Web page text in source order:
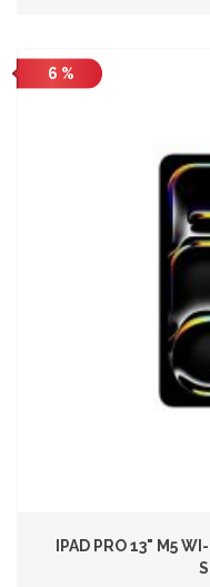
6 %
IPAD PRO 13" M5